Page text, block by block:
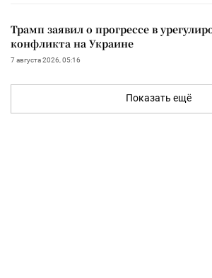
Трамп заявил о прогрессе в
конфликта на Украине
7 августа 2026, 05:16
Показать ещё